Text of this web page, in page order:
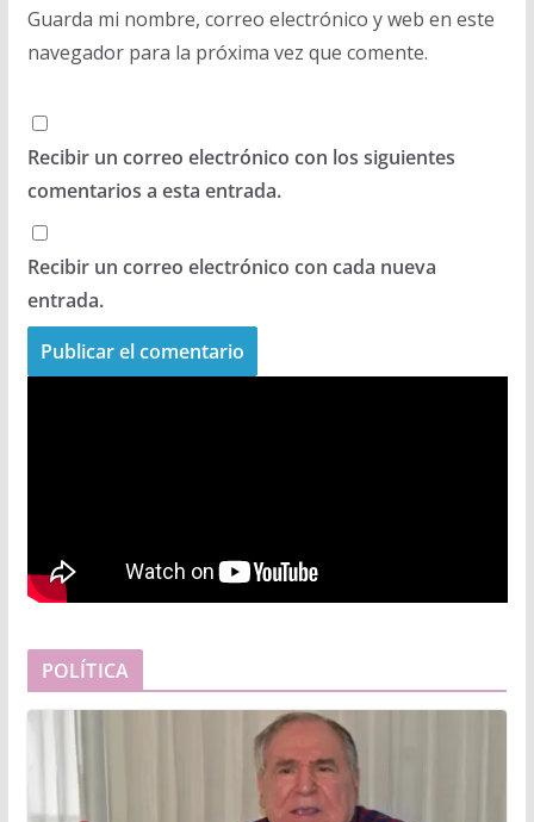
Guarda mi nombre, correo electrónico y web en este
navegador para la próxima vez que comente.
Recibir un correo electrónico con los siguientes
comentarios a esta entrada.
Recibir un correo electrónico con cada nueva
entrada.
POLÍTICA